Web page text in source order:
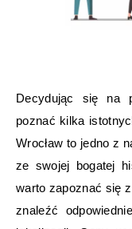
Decydując się na
poznać kilka
Wrocław to jedno z
ze swojej bogatej
warto zapoznać się
znaleźć